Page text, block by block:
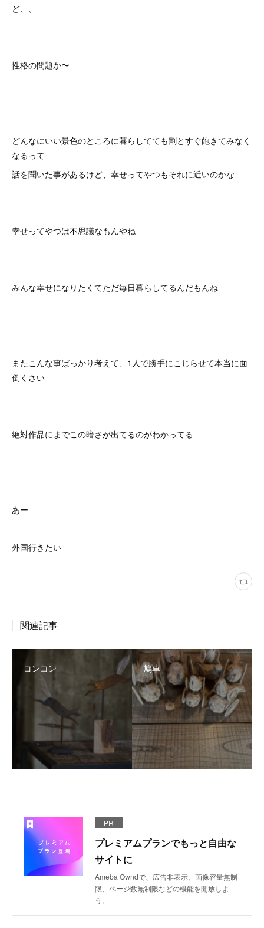
ど、、
性格の問題か〜
どんなにいい景色のところに暮らしてても割とすぐ飽きてみなく
なるって
話を聞いた事があるけど、幸せってやつもそれに近いのかな
幸せってやつは不思議なもんやね
みんな幸せになりたくてただ毎日暮らしてるんだもんね
またこんな事ばっかり考えて、1人で勝手にこじらせて本当に面
倒くさい
絶対作品にまでこの暗さが出てるのがわかってる
あー
外国行きたい
関連記事
コンコン 鳩車
PR
プレミアムプランでもっと自由な
サイトに
Ameba Owndで、広告非表示、画像容量無制
限、ページ数無制限などの機能を開放しよ
う。